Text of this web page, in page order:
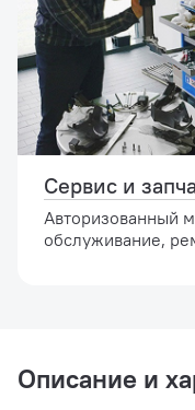
Сервис и
Авторизованный
обслуживание,
Описание и